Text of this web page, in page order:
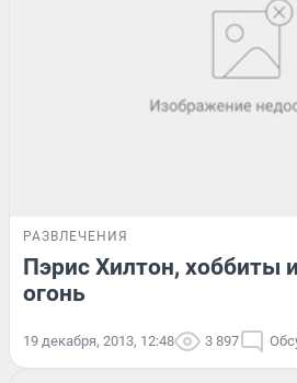
РАЗВЛЕЧЕНИЯ
Пэрис Хилтон, хоббиты
огонь
19 декабря, 2013, 12:48 3 897